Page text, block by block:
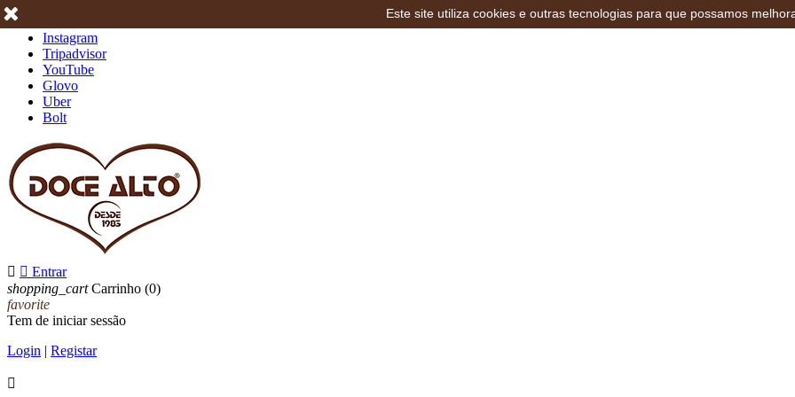
Instagram
Tripadvisor
YouTube
Glovo
Uber
Bolt
  Entrar
shopping_cart Carrinho (0)
favorite
Tem de iniciar sessão
Login | Registar

Este site utiliza cookies e outras tecnologias para que possamos